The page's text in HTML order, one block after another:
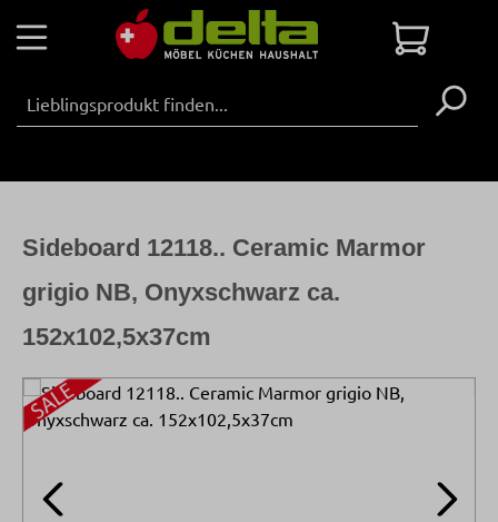
Zum Hauptinhalt springen
Bildergalerie überspringen
Sideboard 12118.. Ceramic Marmor
grigio NB, Onyxschwarz ca.
152x102,5x37cm